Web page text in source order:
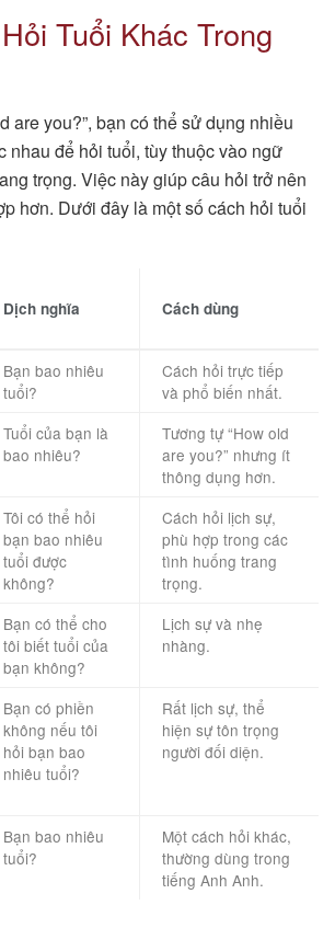
Tuổi Khác Trong
are you?”, bạn có thể sử dụng nhiều
nhau để hỏi tuổi, tùy thuộc vào ngữ
trọng. Việc này giúp câu hỏi trở nên
hơn. Dưới đây là một số cách hỏi tuổi
Dịch nghĩa Cách dùng
Bạn bao nhiêu
tuổi?
Cách hỏi trực tiếp
và phổ biến nhất.
Tuổi của bạn là
bao nhiêu?
Tương tự “How old
are you?” nhưng ít
thông dụng hơn.
Tôi có thể hỏi
bạn bao nhiêu
tuổi được
không?
Cách hỏi lịch sự,
phù hợp trong các
tình huống trang
trọng.
Bạn có thể cho
tôi biết tuổi của
bạn không?
Lịch sự và nhẹ
nhàng.
Bạn có phiền
không nếu tôi
hỏi bạn bao
nhiêu tuổi?
Rất lịch sự, thể
hiện sự tôn trọng
người đối diện.
Bạn bao nhiêu
tuổi?
Một cách hỏi khác,
thường dùng trong
tiếng Anh Anh.